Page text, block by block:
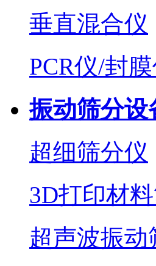
垂直混合仪
PCR仪/封
振动筛分设
超细筛分仪
3D打印材
超声波振动